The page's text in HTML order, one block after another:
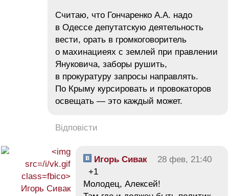
Считаю, что Гончаренко А.А. надо
в Одессе депутатскую деятельность
вести, орать в громкоговоритель
о махинациеях с землей при правлении
Януковича, заборы рушить,
в прокуратуру запросы направлять.
По Крыму курсировать и провокаторов
освещать — это каждый может.
Відповісти
Игорь Сивак
28 фев, 21:40
+1
Молодец, Алексей!